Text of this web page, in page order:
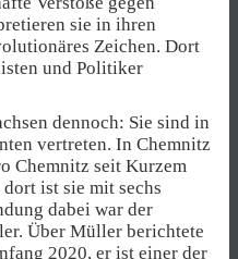
sie in ihren
Zeichen. Dort
und Politiker
dennoch: Sie sind in
vertreten. In Chemnitz
Chemnitz seit Kurzem
ist sie mit sechs
dabei war der
Über Müller berichtete
2020, er ist einer der